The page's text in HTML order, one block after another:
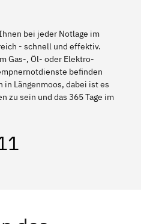
bei jeder Notlage im
- schnell und effektiv.
Gas-, Öl- oder Elektro-
befinden
in Längenmoos, dabei ist es
zu sein und das 365 Tage im